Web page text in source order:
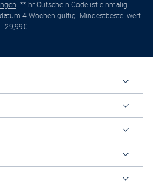
. **Ihr Gutschein-Code ist einmalig
4 Wochen gültig. Mindestbestellwert
29,99€.